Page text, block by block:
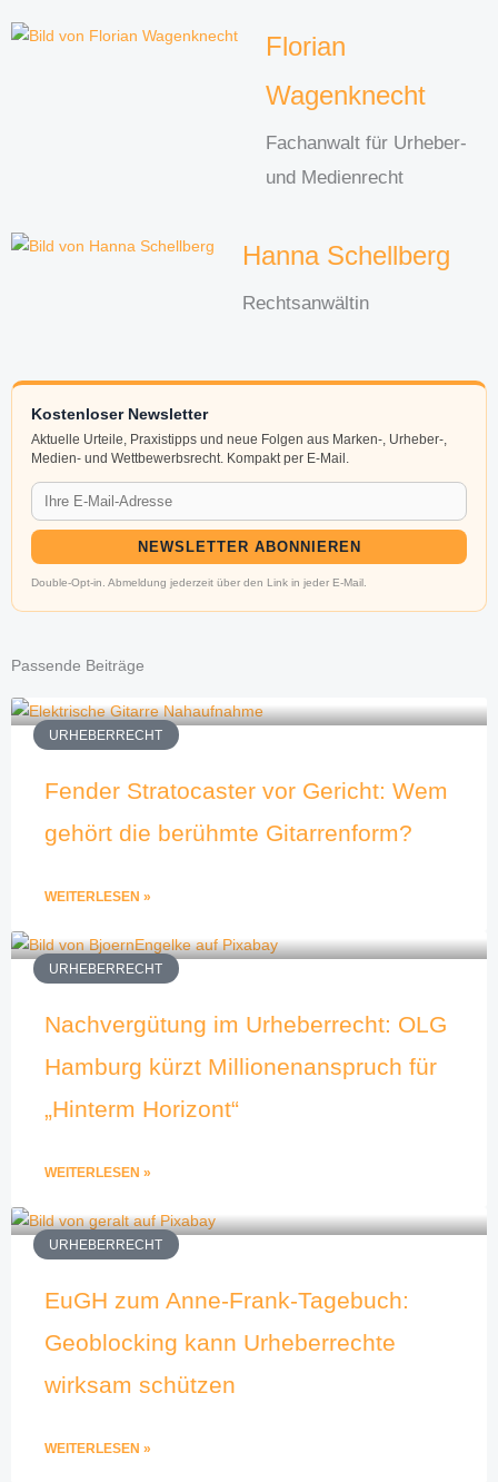
Florian
Wagenknecht
Fachanwalt für Urheber-
und Medienrecht
Hanna Schellberg
Rechtsanwältin
Kostenloser Newsletter
Aktuelle Urteile, Praxistipps und neue Folgen aus Marken-, Urheber-,
Medien- und Wettbewerbsrecht. Kompakt per E-Mail.
NEWSLETTER ABONNIEREN
Double-Opt-in. Abmeldung jederzeit über den Link in jeder E-Mail.
Passende Beiträge
URHEBERRECHT
Fender Stratocaster vor Gericht: Wem
gehört die berühmte Gitarrenform?
WEITERLESEN »
URHEBERRECHT
Nachvergütung im Urheberrecht: OLG
Hamburg kürzt Millionenanspruch für
„Hinterm Horizont“
WEITERLESEN »
URHEBERRECHT
EuGH zum Anne-Frank-Tagebuch:
Geoblocking kann Urheberrechte
wirksam schützen
WEITERLESEN »